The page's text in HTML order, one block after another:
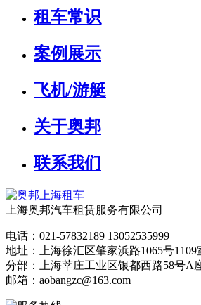
租车常识
案例展示
飞机/游艇
关于奥邦
联系我们
上海奥邦汽车租赁服务有限公司
电话：021-57832189 13052535999
地址：上海徐汇区肇家浜路1065号1109
分部：上海莘庄工业区银都西路58号A
邮箱：aobangzc@163.com